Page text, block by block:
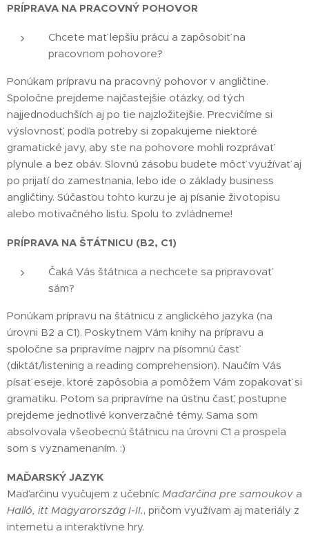
PRÍPRAVA NA PRACOVNÝ POHOVOR
Chcete mať lepšiu prácu a zapôsobiť na
pracovnom pohovore? 😊
Ponúkam prípravu na pracovný pohovor v angličtine.
Spoločne prejdeme najčastejšie otázky, od tých
najjednoduchších aj po tie najzložitejšie. Precvičíme si
výslovnosť, podľa potreby si zopakujeme niektoré
gramatické javy, aby ste na pohovore mohli rozprávať
plynule a bez obáv. Slovnú zásobu budete môcť využívať aj
po prijatí do zamestnania, lebo ide o základy business
angličtiny. Súčasťou tohto kurzu je aj písanie životopisu
alebo motivačného listu. Spolu to zvládneme!
PRÍPRAVA NA ŠTÁTNICU (B2, C1)
Čaká Vás štátnica a nechcete sa pripravovať
sám? 😊
Ponúkam prípravu na štátnicu z anglického jazyka (na
úrovni B2 a C1). Poskytnem Vám knihy na prípravu a
spoločne sa pripravíme najprv na písomnú časť
(diktát/listening a reading comprehension). Naučím Vás
písať eseje, ktoré zapôsobia a pomôžem Vám zopakovať si
gramatiku. Potom sa pripravíme na ústnu časť, postupne
prejdeme jednotlivé konverzačné témy. Sama som
absolvovala všeobecnú štátnicu na úrovni C1 a prospela
som s vyznamenaním. :)
MAĎARSKÝ JAZYK
Maďarčinu vyučujem z učebníc Maďarčina pre samoukov a
Halló, itt Magyarország I-II., pričom využívam aj materiály z
internetu a interaktívne hry.